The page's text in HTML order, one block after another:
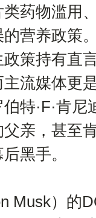
药物滥用
营养政策
策持有直
流媒体更
特·F·肯
亲，甚至
黑手。
Musk）的